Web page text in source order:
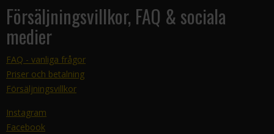
Försäljningsvillkor, FAQ & sociala
medier
FAQ - vanliga frågor
Priser och betalning
Försäljningsvillkor
Instagram
Facebook